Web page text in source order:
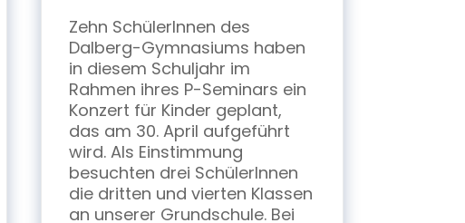
Zehn SchülerInnen des
Dalberg-Gymnasiums haben
in diesem Schuljahr im
Rahmen ihres P-Seminars ein
Konzert für Kinder geplant,
das am 30. April aufgeführt
wird. Als Einstimmung
besuchten drei SchülerInnen
die dritten und vierten Klassen
an unserer Grundschule. Bei